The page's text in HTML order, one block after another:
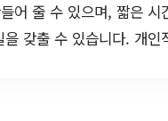
어 줄 수 있으며, 짧은
갖출 수 있습니다. 개